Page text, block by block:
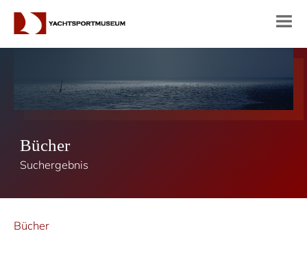
Bücher
Suchergebnis
Bücher